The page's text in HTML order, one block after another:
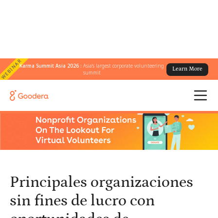
WEBINARKarma Summit Asia 2026 :Asia's largest corporate volunteering
summit
Learn More
← Todos los blogs
de voluntariado virtual para equipos
Principales organizaciones
sin fines de lucro con